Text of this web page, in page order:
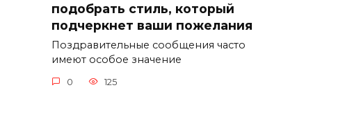
подобрать стиль, который
подчеркнет ваши пожелания
Поздравительные сообщения часто
имеют особое значение
0 125